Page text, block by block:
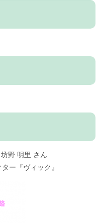
野 明里 さん
ー『ヴィック』